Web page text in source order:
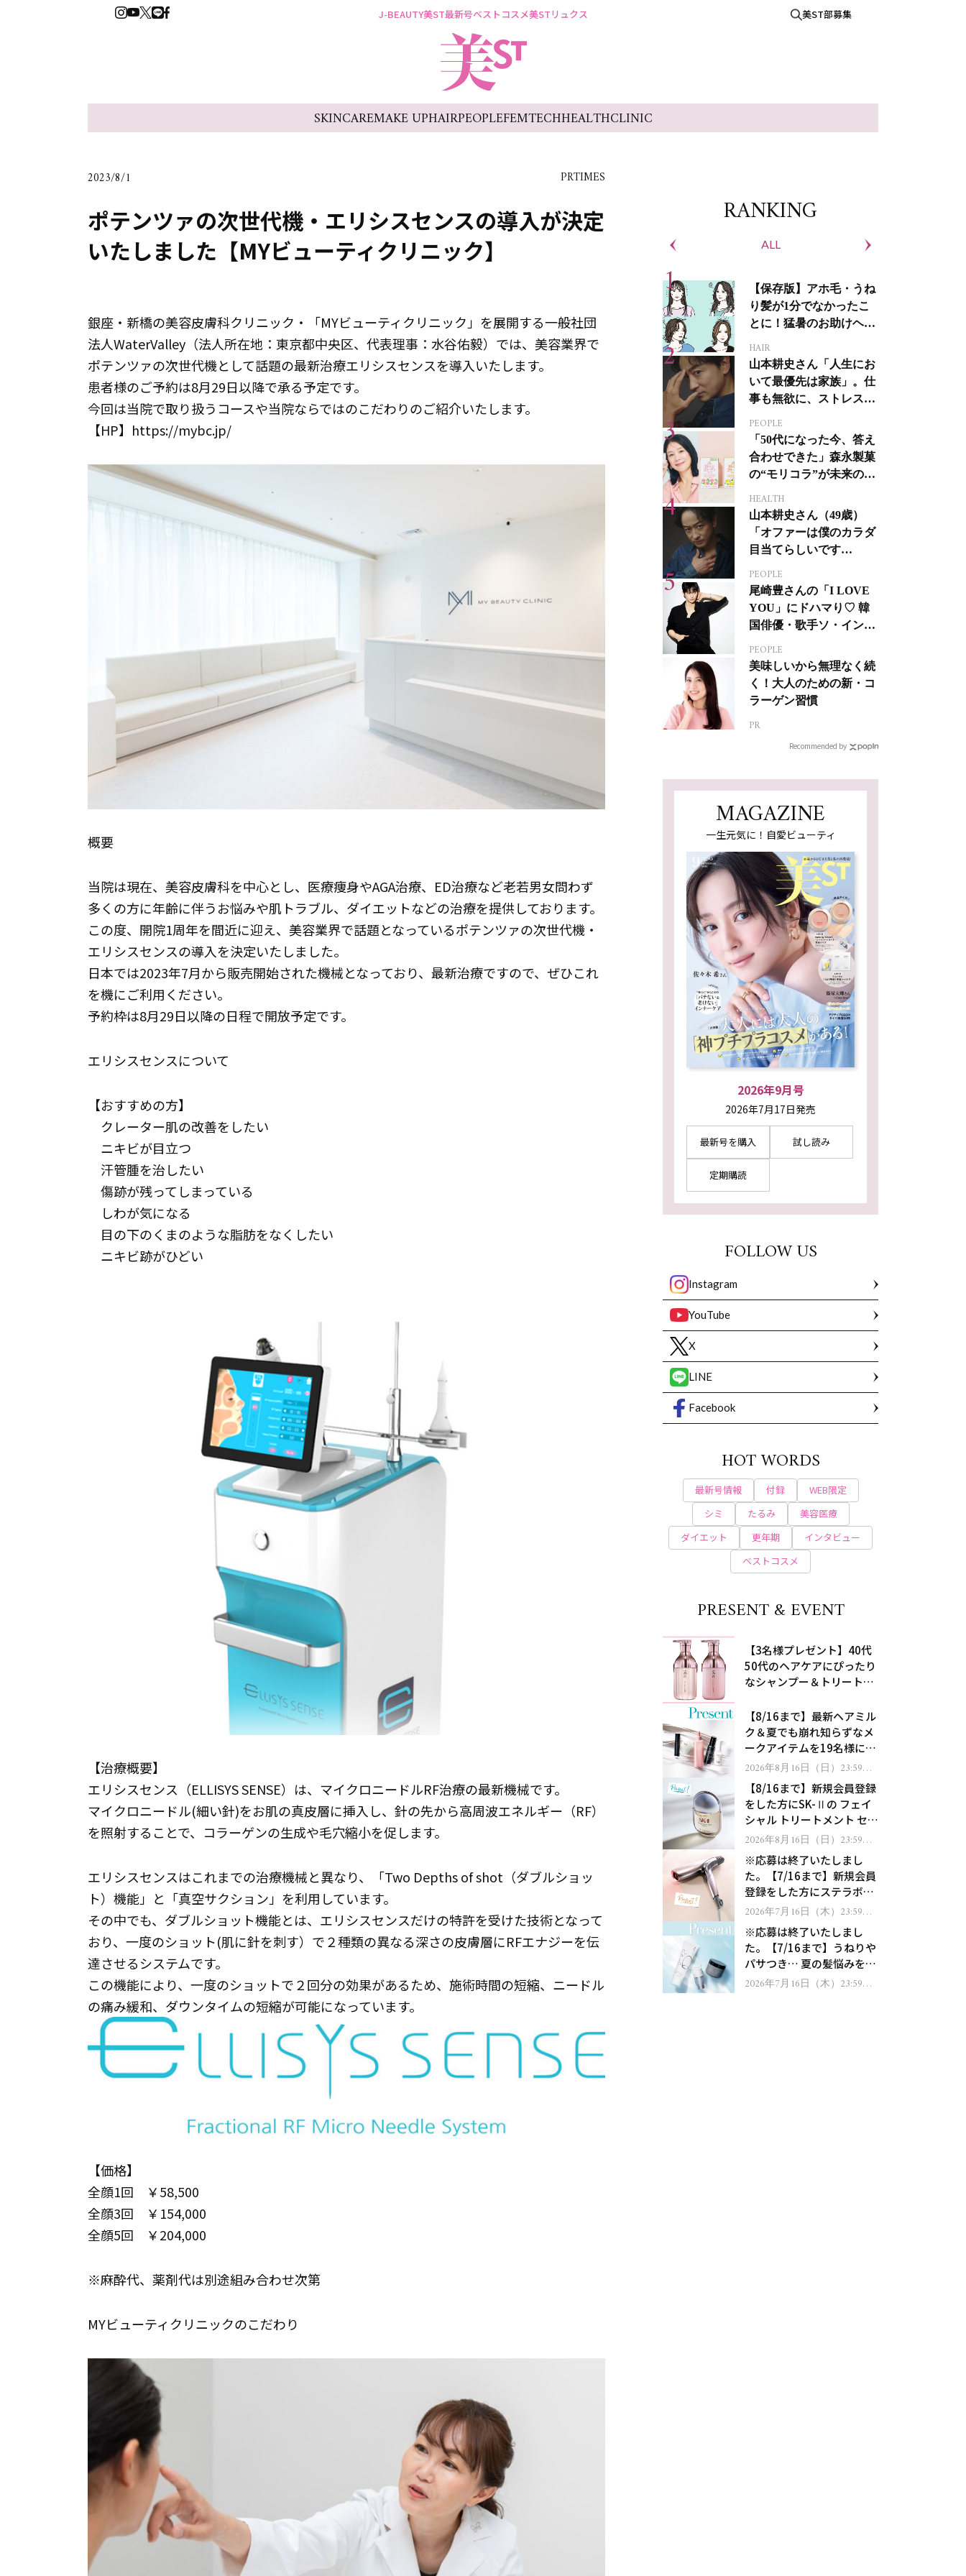
J-BEAUTY美ST最新号ベストコスメ美STリュクス 美ST部募集
SKINCAREMAKE UPHAIRPEOPLEFEMTECHHEALTHCLINIC
2023/8/1 PRTIMES
ポテンツァの次世代機・エリシスセンスの導入が決定
いたしました【MYビューティクリニック】
銀座・新橋の美容皮膚科クリニック・「MYビューティクリニック」を展開する一般社団
法人WaterValley（法人所在地：東京都中央区、代表理事：水谷佑毅）では、美容業界で
ポテンツァの次世代機として話題の最新治療エリシスセンスを導入いたします。
患者様のご予約は8月29日以降で承る予定です。
今回は当院で取り扱うコースや当院ならではのこだわりのご紹介いたします。
【HP】https://mybc.jp/
概要
当院は現在、美容皮膚科を中心とし、医療痩身やAGA治療、ED治療など老若男女問わず
多くの方に年齢に伴うお悩みや肌トラブル、ダイエットなどの治療を提供しております。
この度、開院1周年を間近に迎え、美容業界で話題となっているポテンツァの次世代機・
エリシスセンスの導入を決定いたしました。
日本では2023年7月から販売開始された機械となっており、最新治療ですので、ぜひこれ
を機にご利用ください。
予約枠は8月29日以降の日程で開放予定です。
エリシスセンスについて
【おすすめの方】
クレーター肌の改善をしたい
ニキビが目立つ
汗管腫を治したい
傷跡が残ってしまっている
しわが気になる
目の下のくまのような脂肪をなくしたい
ニキビ跡がひどい
【治療概要】
エリシスセンス（ELLISYS SENSE）は、マイクロニードルRF治療の最新機械です。
マイクロニードル(細い針)をお肌の真皮層に挿入し、針の先から高周波エネルギー（RF）
を照射することで、コラーゲンの生成や毛穴縮小を促します。
エリシスセンスはこれまでの治療機械と異なり、「Two Depths of shot（ダブルショッ
ト）機能」と「真空サクション」を利用しています。
その中でも、ダブルショット機能とは、エリシスセンスだけの特許を受けた技術となって
おり、一度のショット(肌に針を刺す）で２種類の異なる深さの皮膚層にRFエナジーを伝
達させるシステムです。
この機能により、一度のショットで２回分の効果があるため、施術時間の短縮、ニードル
の痛み緩和、ダウンタイムの短縮が可能になっています。
【価格】
全顔1回 ￥58,500
全顔3回 ￥154,000
全顔5回 ￥204,000
※麻酔代、薬剤代は別途組み合わせ次第
MYビューティクリニックのこだわり
RANKING
ALL
【保存版】アホ毛・うね
り髪が1分でなかったこ
とに！猛暑のお助けヘア
HAIR
山本耕史さん「人生にお
いて最優先は家族」。仕
事も無欲に、ストレスを
PEOPLE
「50代になった今、答え
合わせできた」森永製菓
の“モリコラ”が未来のキ
HEALTH
山本耕史さん（49歳）
「オファーは僕のカラダ
目当てらしいです
ジカルへの挑戦
PEOPLE
尾崎豊さんの「I LOVE
YOU」にドハマり♡ 韓
国俳優・歌手ソ・イング
人生って？
PEOPLE
美味しいから無理なく続
く！大人のための新・コ
ラーゲン習慣
PR
Recommended by
MAGAZINE
一生元気に！自愛ビューティ
2026年9月号
2026年7月17日発売
最新号を購入 試し読み
定期購読
FOLLOW US
Instagram
YouTube
X
LINE
Facebook
HOT WORDS
最新号情報 付録
WEB限定
シミ
たるみ
美容医療
ダイエット
更年期
インタビュー
ベストコスメ
PRESENT & EVENT
【3名様プレゼント】40代
50代のヘアケアにぴったり
なシャンプー＆トリートメ
処！
【8/16まで】最新ヘアミル
ク＆夏でも崩れ知らずなメ
ークアイテムを19名様にプ
レゼント！
2026年8月16日（日）23:59ま
で【8/16まで】新規会員登録
をした方にSK-Ⅱの フェイ
シャル トリートメント セラ
ムをプレゼント！
2026年8月16日（日）23:59ま
※応募は終了いたしまし
た。【7/16まで】新規会員
登録をした方にステラボー
テのシャインリバース ヘア
ゼント！
2026年7月16日（木）23:59ま
※応募は終了いたしまし
た。【7/16まで】うねりや
パサつき… 夏の髪悩みを解
消するヘアケアアイテムを
2026年7月16日（木）23:59ま